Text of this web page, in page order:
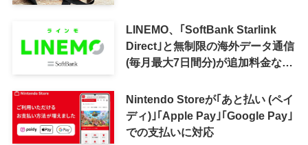
LINEMO、｢SoftBank Starlink
Direct｣と無制限の海外データ通信
(毎月最大7日間分)が追加料金なし
Nintendo Storeが｢あと払い (ペイ
ディ)｣｢Apple Pay｣｢Google Pay｣
での支払いに対応